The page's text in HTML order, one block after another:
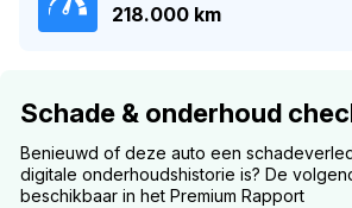
218.000 km
Schade & onderhoud
Benieuwd of deze auto een
digitale onderhoudshistorie is? De
beschikbaar in het Premium Rapport